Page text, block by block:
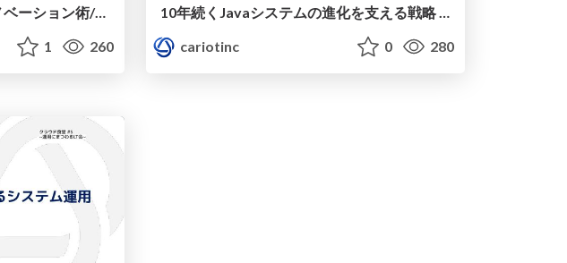
AWSにおける公開APIのリノベーション術/cariot-jaws-ug-lunch-36
1 260
10年続くJavaシステムの進化を支える戦略 API・DB・キャッシュの互換性設計/cariot-jjug-ccc-2026-s
cariotinc
0 280